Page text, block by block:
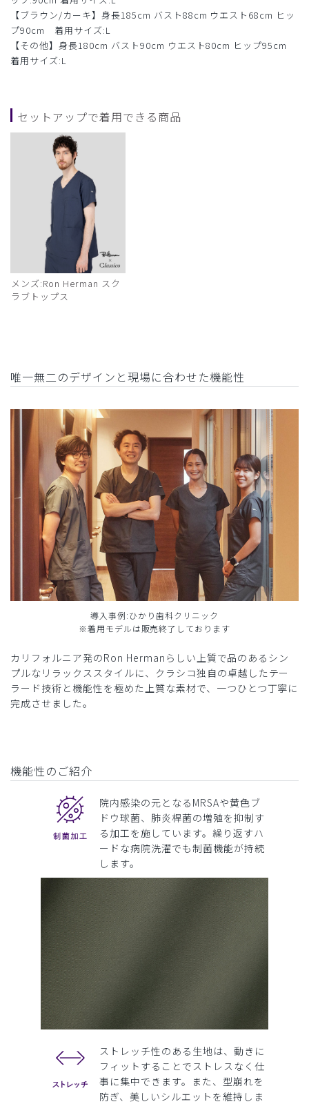
【ブラウン/カーキ】身長185cm バスト88cm ウエスト68cm ヒッ
プ90cm 着用サイズ:L
【その他】身長180cm バスト90cm ウエスト80cm ヒップ95cm
着用サイズ:L
セットアップで着用できる商品
メンズ:Ron Herman スク
ラブトップス
唯一無二のデザインと現場に合わせた機能性
導入事例:ひかり歯科クリニック
※着用モデルは販売終了しております
カリフォルニア発のRon Hermanらしい上質で品のあるシン
プルなリラックススタイルに、クラシコ独自の卓越したテー
ラード技術と機能性を極めた上質な素材で、一つひとつ丁寧に
完成させました。
機能性のご紹介
院内感染の元となるMRSAや黄色ブ
ドウ球菌、肺炎桿菌の増殖を抑制す
る加工を施しています。繰り返すハ
ードな病院洗濯でも制菌機能が持続
します。
ストレッチ性のある生地は、動きに
フィットすることでストレスなく仕
事に集中できます。また、型崩れを
防ぎ、美しいシルエットを維持しま